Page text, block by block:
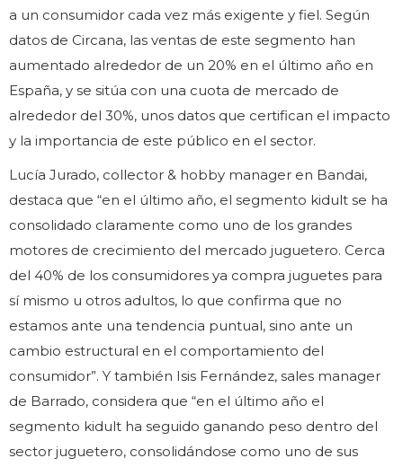
a un consumidor cada vez más exigente y fiel. Según
datos de Circana, las ventas de este segmento han
aumentado alrededor de un 20% en el último año en
España, y se sitúa con una cuota de mercado de
alrededor del 30%, unos datos que certifican el impacto
y la importancia de este público en el sector.
Lucía Jurado, collector & hobby manager en Bandai,
destaca que “en el último año, el segmento kidult se ha
consolidado claramente como uno de los grandes
motores de crecimiento del mercado juguetero. Cerca
del 40% de los consumidores ya compra juguetes para
sí mismo u otros adultos, lo que confirma que no
estamos ante una tendencia puntual, sino ante un
cambio estructural en el comportamiento del
consumidor”. Y también Isis Fernández, sales manager
de Barrado, considera que “en el último año el
segmento kidult ha seguido ganando peso dentro del
sector juguetero, consolidándose como uno de sus